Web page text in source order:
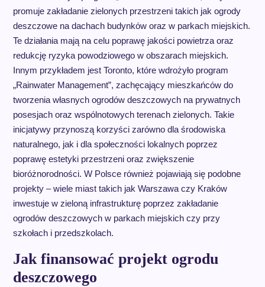
promuje zakładanie zielonych przestrzeni takich jak ogrody
deszczowe na dachach budynków oraz w parkach miejskich.
Te działania mają na celu poprawę jakości powietrza oraz
redukcję ryzyka powodziowego w obszarach miejskich.
Innym przykładem jest Toronto, które wdrożyło program
„Rainwater Management”, zachęcający mieszkańców do
tworzenia własnych ogrodów deszczowych na prywatnych
posesjach oraz wspólnotowych terenach zielonych. Takie
inicjatywy przynoszą korzyści zarówno dla środowiska
naturalnego, jak i dla społeczności lokalnych poprzez
poprawę estetyki przestrzeni oraz zwiększenie
bioróżnorodności. W Polsce również pojawiają się podobne
projekty – wiele miast takich jak Warszawa czy Kraków
inwestuje w zieloną infrastrukturę poprzez zakładanie
ogrodów deszczowych w parkach miejskich czy przy
szkołach i przedszkolach.
Jak finansować projekt ogrodu
deszczowego